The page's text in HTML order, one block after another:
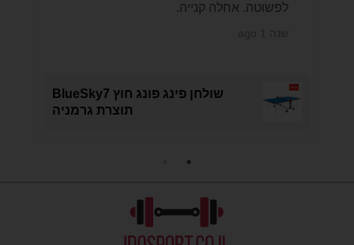
לפשוטה. אחלה קנייה.
שולחן פינג פונג חוץ BlueSky7
תוצרת גרמניה